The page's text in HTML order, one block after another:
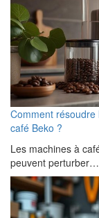
Comment
café Beko ?
Les machines à
peuvent perturber…